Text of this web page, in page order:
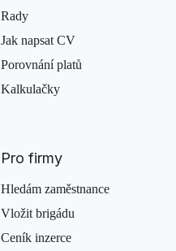
Rady
Jak napsat CV
Porovnání platů
Kalkulačky
Pro firmy
Hledám zaměstnance
Vložit brigádu
Ceník inzerce